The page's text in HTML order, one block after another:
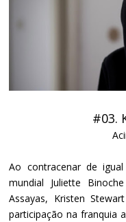
#03.
Ao contracenar de
mundial Juliette
Assayas, Kristen
participação na franquia